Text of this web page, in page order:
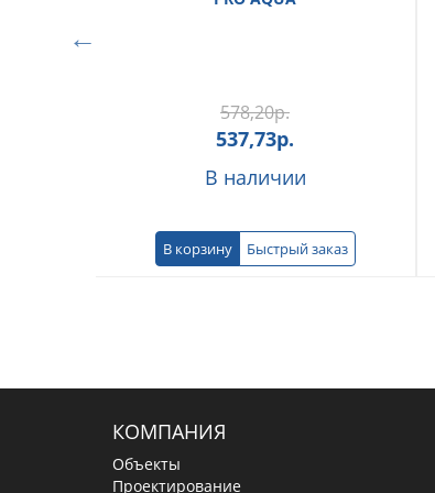
578,20р.
537,73р.
В наличии
В корзину Быстрый заказ
КОМПАНИЯ
Объекты
Проектирование